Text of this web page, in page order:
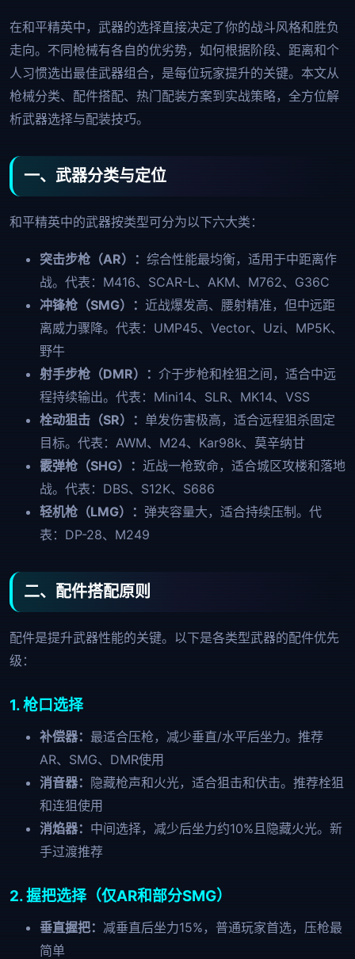
在和平精英中，武器的选择直接决定了你的战斗风格和胜负
走向。不同枪械有各自的优劣势，如何根据阶段、距离和个
人习惯选出最佳武器组合，是每位玩家提升的关键。本文从
枪械分类、配件搭配、热门配装方案到实战策略，全方位解
析武器选择与配装技巧。
一、武器分类与定位
和平精英中的武器按类型可分为以下六大类：
突击步枪（AR）： 综合性能最均衡，适用于中距离作
战。代表：M416、SCAR-L、AKM、M762、G36C
冲锋枪（SMG）： 近战爆发高、腰射精准，但中远距
离威力骤降。代表：UMP45、Vector、Uzi、MP5K、
野牛
射手步枪（DMR）： 介于步枪和栓狙之间，适合中远
程持续输出。代表：Mini14、SLR、MK14、VSS
栓动狙击（SR）： 单发伤害极高，适合远程狙杀固定
目标。代表：AWM、M24、Kar98k、莫辛纳甘
霰弹枪（SHG）： 近战一枪致命，适合城区攻楼和落地
战。代表：DBS、S12K、S686
轻机枪（LMG）： 弹夹容量大，适合持续压制。代
表：DP-28、M249
二、配件搭配原则
配件是提升武器性能的关键。以下是各类型武器的配件优先
级：
1. 枪口选择
补偿器： 最适合压枪，减少垂直/水平后坐力。推荐
AR、SMG、DMR使用
消音器： 隐藏枪声和火光，适合狙击和伏击。推荐栓狙
和连狙使用
消焰器： 中间选择，减少后坐力约10%且隐藏火光。新
手过渡推荐
2. 握把选择（仅AR和部分SMG）
垂直握把： 减垂直后坐力15%，普通玩家首选，压枪最
简单